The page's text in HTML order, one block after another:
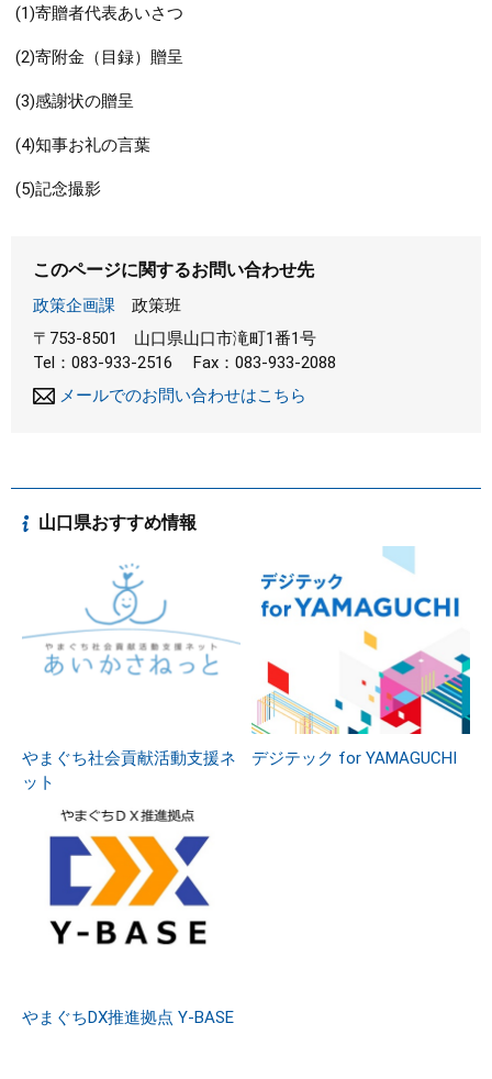
(1)寄贈者代表あいさつ
(2)寄附金（目録）贈呈
(3)感謝状の贈呈
(4)知事お礼の言葉
(5)記念撮影
このページに関するお問い合わせ先
政策企画課
政策班
〒753-8501
山口県山口市滝町1番1号
Tel：083-933-2516
Fax：083-933-2088
メールでのお問い合わせはこちら
山口県おすすめ情報
やまぐち社会貢献活動支援ネ
ット
デジテック for YAMAGUCHI
やまぐちDX推進拠点 Y-BASE